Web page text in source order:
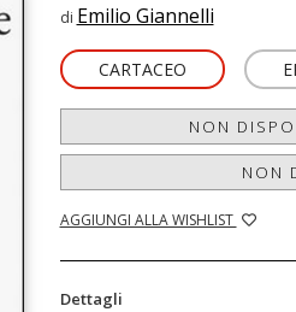
di Emilio Giannelli
CARTACEO
NON
NON
AGGIUNGI ALLA WISHLIST
Dettagli